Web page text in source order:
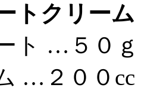
トクリーム
ト …５０ｇ
…２００cc